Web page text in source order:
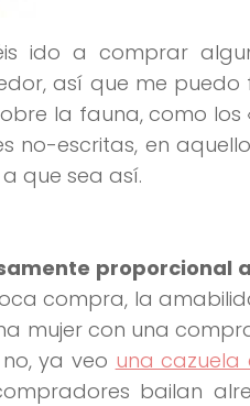
ido a comprar
así que me puedo
la fauna, como los
no-escritas, en
que sea así.
proporcional
compra, la
mujer con una
ya veo una cazuela
bailan